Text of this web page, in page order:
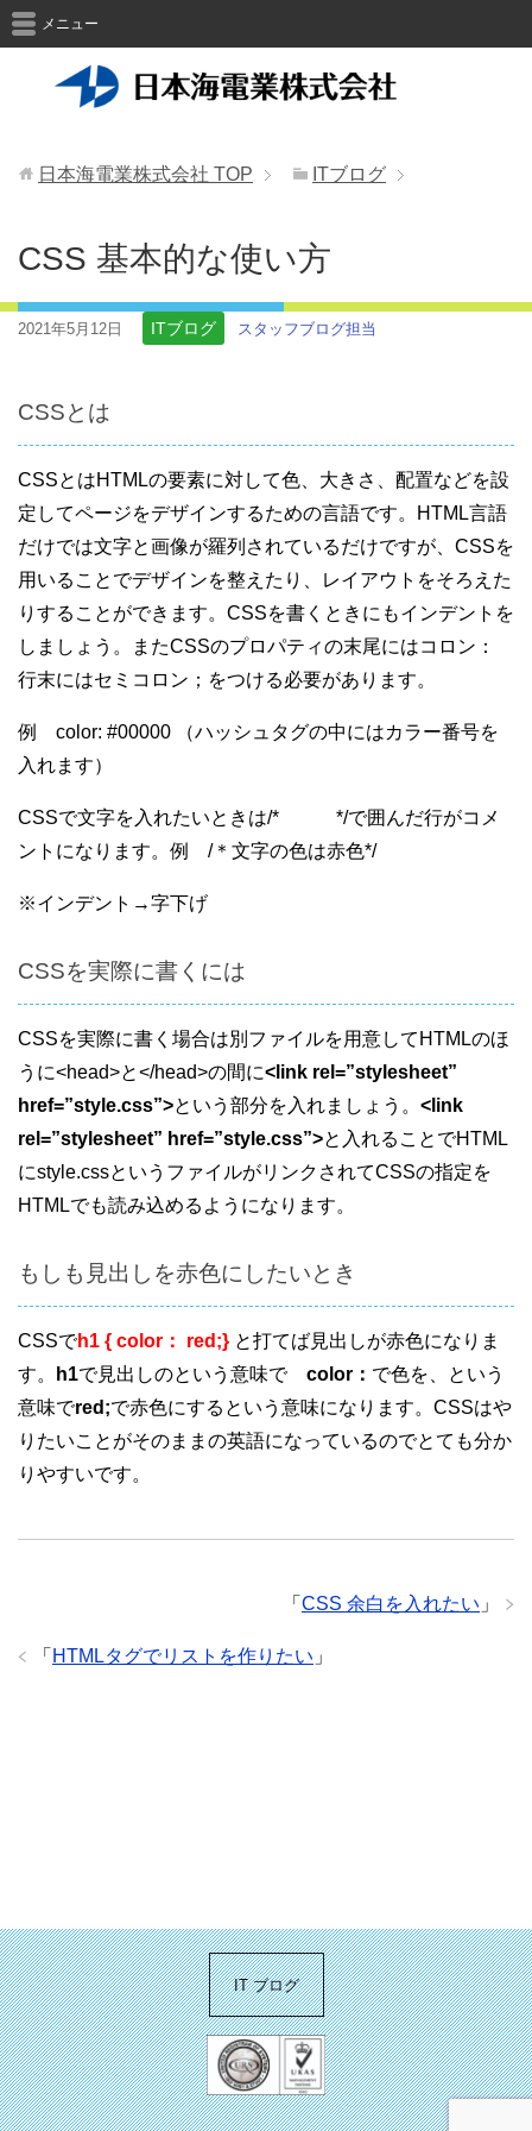
メニュー
日本海電業株式会社 TOP ITブログ
CSS 基本的な使い方
2021年5月12日 ITブログ スタッフブログ担当
CSSとは
CSSとはHTMLの要素に対して色、大きさ、配置などを設
定してページをデザインするための言語です。HTML言語
だけでは文字と画像が羅列されているだけですが、CSSを
用いることでデザインを整えたり、レイアウトをそろえた
りすることができます。CSSを書くときにもインデントを
しましょう。またCSSのプロパティの末尾にはコロン：
行末にはセミコロン；をつける必要があります。
例 color: #00000 （ハッシュタグの中にはカラー番号を
入れます）
CSSで文字を入れたいときは/* */で囲んだ行がコメ
ントになります。例 /＊文字の色は赤色*/
※インデント→字下げ
CSSを実際に書くには
CSSを実際に書く場合は別ファイルを用意してHTMLのほ
うに<head>と</head>の間に<link rel=”stylesheet”
href=”style.css”>という部分を入れましょう。 <link
rel=”stylesheet” href=”style.css”>と入れることでHTML
にstyle.cssというファイルがリンクされてCSSの指定を
HTMLでも読み込めるようになります。
もしも見出しを赤色にしたいとき
CSSでh1 { color： red;} と打てば見出しが赤色になりま
す。
h1で見出しのという意味で color： で色を、という
意味でred;で赤色にするという意味になります。CSSはや
りたいことがそのままの英語になっているのでとても分か
りやすいです。
「 CSS 余白を入れたい 」
「 HTMLタグでリストを作りたい 」
IT ブログ